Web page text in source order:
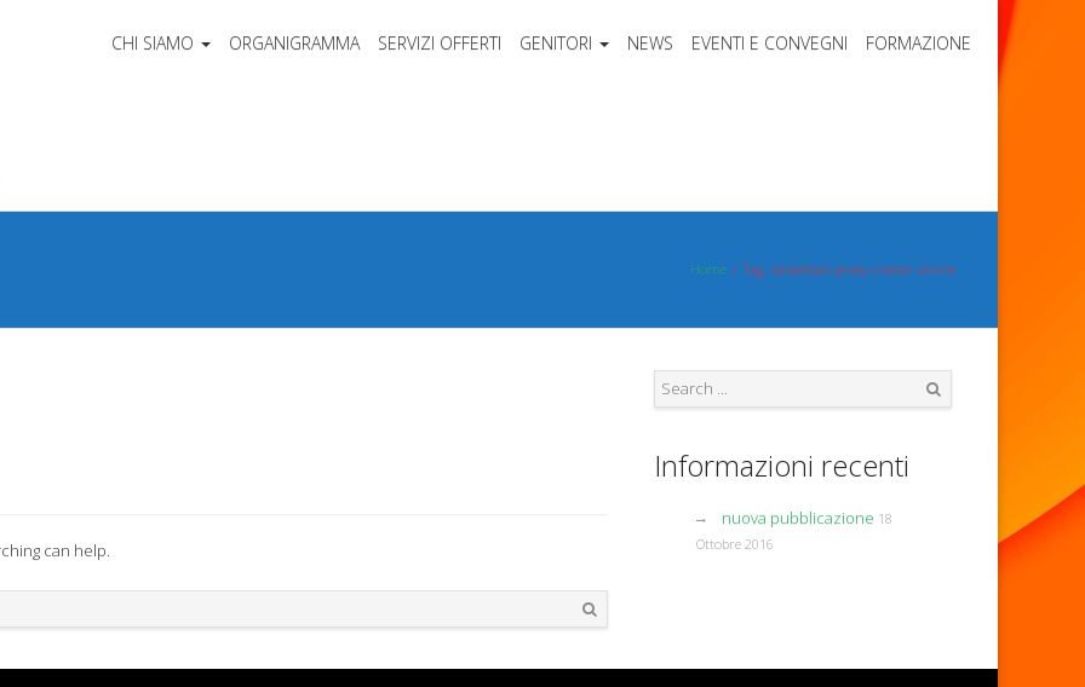
CHI SIAMO ORGANIGRAMMA SERVIZI OFFERTI GENITORI NEWS EVENTI E CONVEGNI FORMAZIONE
Home Tag: basketball jersey creator online
can help.
Informazioni recenti
nuova pubblicazione 18
Ottobre 2016